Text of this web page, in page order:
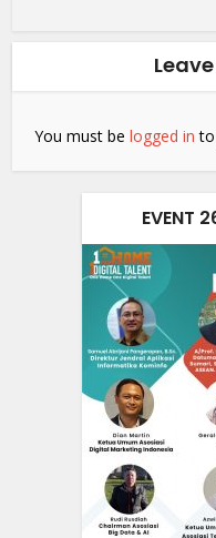
You must belogged in to
EVENT